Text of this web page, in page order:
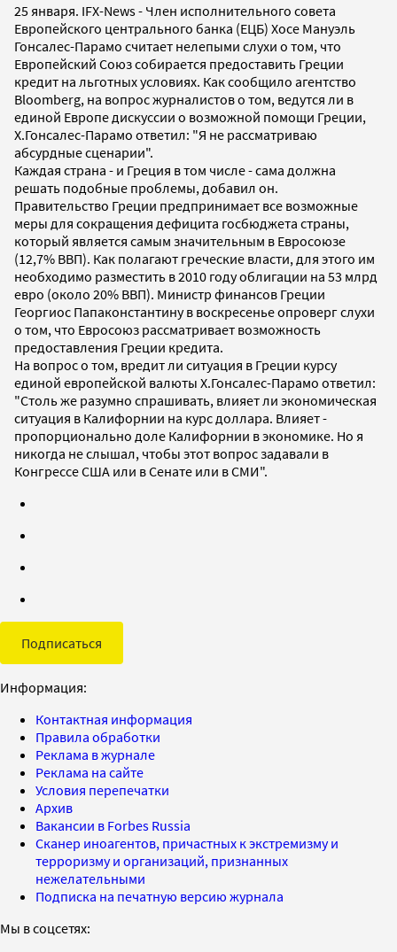
25 января. IFX-News - Член исполнительного совета
Европейского центрального банка (ЕЦБ) Хосе Мануэль
Гонсалес-Парамо считает нелепыми слухи о том, что
Европейский Союз собирается предоставить Греции
кредит на льготных условиях. Как сообщило агентство
Bloomberg, на вопрос журналистов о том, ведутся ли в
единой Европе дискуссии о возможной помощи Греции,
Х.Гонсалес-Парамо ответил: "Я не рассматриваю
абсурдные сценарии".
Каждая страна - и Греция в том числе - сама должна
решать подобные проблемы, добавил он.
Правительство Греции предпринимает все возможные
меры для сокращения дефицита госбюджета страны,
который является самым значительным в Евросоюзе
(12,7% ВВП). Как полагают греческие власти, для этого им
необходимо разместить в 2010 году облигации на 53 млрд
евро (около 20% ВВП). Министр финансов Греции
Георгиос Папаконстантину в воскресенье опроверг слухи
о том, что Евросоюз рассматривает возможность
предоставления Греции кредита.
На вопрос о том, вредит ли ситуация в Греции курсу
единой европейской валюты Х.Гонсалес-Парамо ответил:
"Столь же разумно спрашивать, влияет ли экономическая
ситуация в Калифорнии на курс доллара. Влияет -
пропорционально доле Калифорнии в экономике. Но я
никогда не слышал, чтобы этот вопрос задавали в
Конгрессе США или в Сенате или в СМИ".
Подписаться
Информация:
Контактная информация
Правила обработки
Реклама в журнале
Реклама на сайте
Условия перепечатки
Архив
Вакансии в Forbes Russia
Сканер иноагентов, причастных к экстремизму и
терроризму и организаций, признанных
нежелательными
Подписка на печатную версию журнала
Мы в соцсетях: